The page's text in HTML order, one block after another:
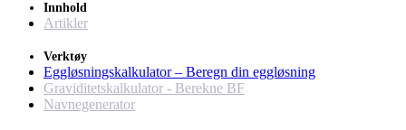
Innhold
Artikler
Verktøy
Eggløsningskalkulator – Beregn din eggløsning
Graviditetskalkulator - Berekne BF
Navnegenerator